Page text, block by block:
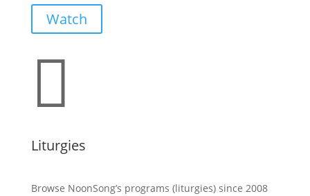
Watch

Liturgies
Browse NoonSong’s programs (liturgies) since 2008